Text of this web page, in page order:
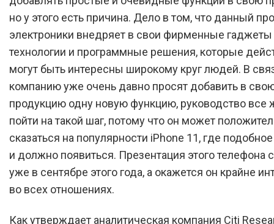
долгожданную всеми
возможность
но у этого есть причина. Дело в том, что данный
электроники внедряет в свои фирменные гаджеты
технологии и программные решения, которые
могут быть интересны широкому круг людей. В
компанию уже очень давно просят добавить в
продукцию одну новую функцию, руководство все
пойти на такой шаг, потому что он может
сказаться на популярности iPhone 11, где
и должно появиться. Презентация этого телефона
уже в сентябре этого года, а окажется он крайне
во всех отношениях.
Как утверждает аналитическая компания Citi